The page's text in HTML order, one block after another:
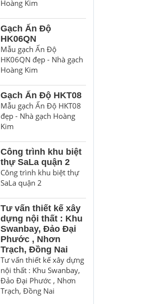
Hoàng Kim
Gạch Ấn Độ
HK06QN
Mẫu gạch Ấn Độ
HK06QN đẹp - Nhà gạch
Hoàng Kim
Gạch Ấn Độ HKT08
Mẫu gạch Ấn Độ HKT08
đẹp - Nhà gạch Hoàng
Kim
Công trình khu biệt
thự SaLa quận 2
Công trình khu biệt thự
SaLa quận 2
Tư vấn thiết kế xây
dựng nội thất : Khu
Swanbay, Đảo Đại
Phước , Nhơn
Trạch, Đồng Nai
Tư vấn thiết kế xây dựng
nội thất : Khu Swanbay,
Đảo Đại Phước , Nhơn
Trạch, Đồng Nai